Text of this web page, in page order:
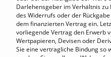
Darlehensgeber im Verhältnis
des Widerrufs oder der
dem finanzierten Vertrag ein.
vorliegende Vertrag den Erwerb
Wertpapieren, Devisen oder
Sie eine vertragliche Bindung so